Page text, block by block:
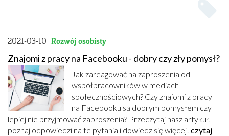
2021-03-10 Rozwój osobisty
Znajomi z pracy na Facebooku - dobry czy zły pomysł?
Jak zareagować na zaproszenia od
współpracowników w mediach
społecznościowych? Czy znajomi z pracy
na Facebooku są dobrym pomysłem czy
lepiej nie przyjmować zaproszenia? Przeczytaj nasz artykuł,
poznaj odpowiedzi na te pytania i dowiedz się więcej! czytaj